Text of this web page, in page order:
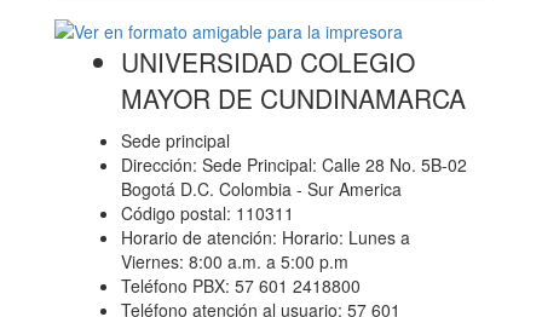
UNIVERSIDAD COLEGIO
MAYOR DE CUNDINAMARCA
Sede principal
Dirección: Sede Principal: Calle 28 No. 5B-02
Bogotá D.C. Colombia - Sur America
Código postal: 110311
Horario de atención: Horario: Lunes a
Viernes: 8:00 a.m. a 5:00 p.m
Teléfono PBX: 57 601 2418800
Teléfono atención al usuario: 57 601